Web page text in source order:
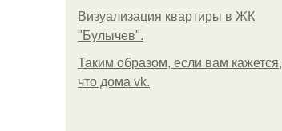
Визуализация квартиры в ЖК
"Булычев".
Таким образом, если вам кажется,
что дома vk.